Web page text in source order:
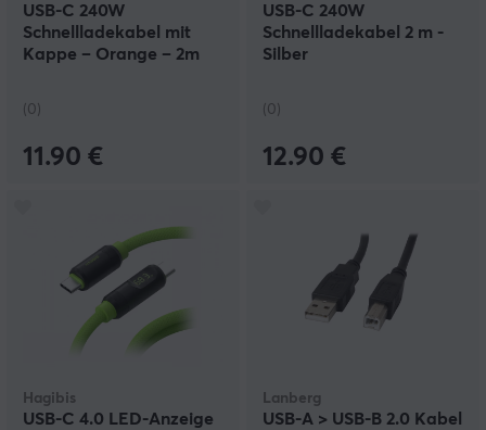
USB-C 240W
Schnellladekabel mit
Kappe – Orange – 2m
(0)
11.90 €
USB-C 240W
Schnellladekabel 2 m -
Silber
(0)
12.90 €
Hagibis
USB-C 4.0 LED-Anzeige
Lanberg
USB-A > USB-B 2.0 Kabel